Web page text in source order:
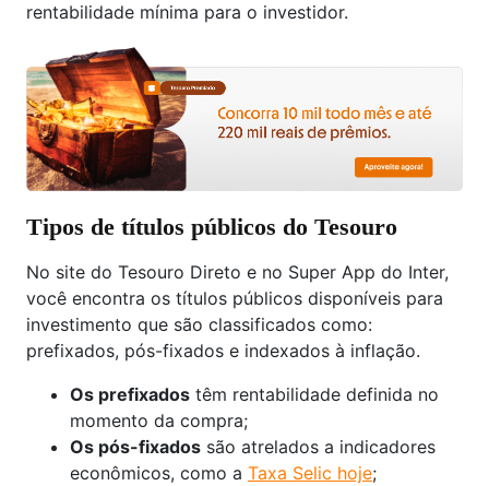
rentabilidade mínima para o investidor.
Tipos de títulos públicos do Tesouro
No site do Tesouro Direto e no Super App do Inter,
você encontra os títulos públicos disponíveis para
investimento que são classificados como:
prefixados, pós-fixados e indexados à inflação.
Os prefixados têm rentabilidade definida no
momento da compra;
Os pós-fixados são atrelados a indicadores
econômicos, como a Taxa Selic hoje;